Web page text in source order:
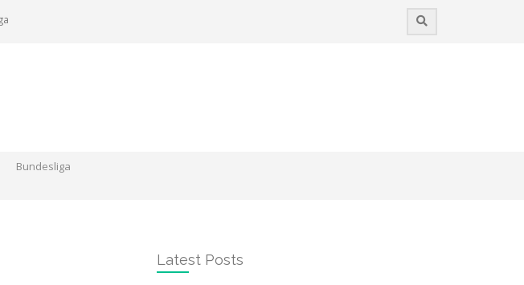
Bundesliga
Latest Posts